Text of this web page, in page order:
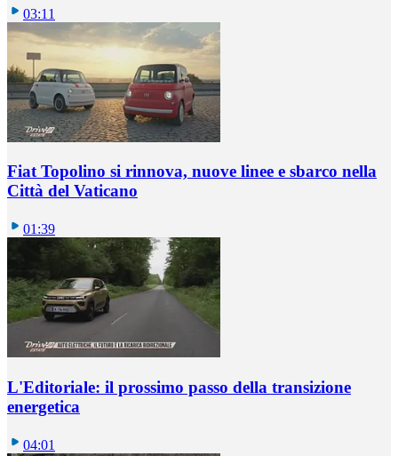
03:11
Fiat Topolino si rinnova, nuove linee e sbarco nella
Città del Vaticano
01:39
L'Editoriale: il prossimo passo della transizione
energetica
04:01